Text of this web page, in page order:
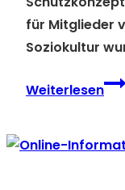
für Mitglieder
Soziokultur
Weiterlesen